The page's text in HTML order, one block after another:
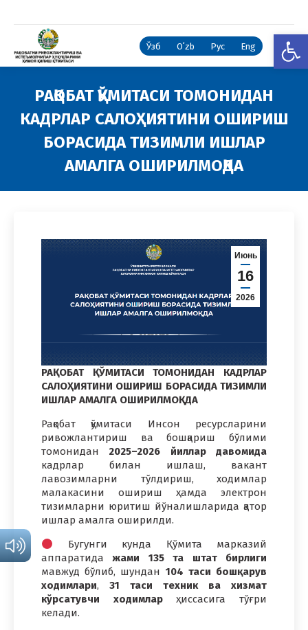
Ўзб Oʻzb Рус Eng
РАҚОБАТ ҚЎМИТАСИ ТОМОНИДАН
КАДРЛАР САЛОҲИЯТИНИ ОШИРИШ
БОРАСИДА ТИЗИМЛИ ИШЛАР
АМАЛГА ОШИРИЛМОҚДА
Июнь
16
2026
РАҚОБАТ ҚЎМИТАСИ ТОМОНИДАН КАДРЛАР
САЛОҲИЯТИНИ ОШИРИШ БОРАСИДА ТИЗИМЛИ
ИШЛАР АМАЛГА ОШИРИЛМОҚДА
Рақобат қўмитаси Инсон ресурсларини
ривожлантириш ва бошқариш бўлими
томонидан 2025–2026 йиллар давомида
кадрлар билан ишлаш, вакант
лавозимларни тўлдириш, ходимлар
малакасини ошириш ҳамда электрон
тизимларни юритиш йўналишларида қатор
ишлар амалга оширилди.
Бугунги кунда Қўмита марказий
аппаратидажами 135 та штат бирлиги
мавжуд бўлиб, шундан 104 таси бошқарув
ходимлари, 31 таси техник ва хизмат
кўрсатувчи ходимларҳиссасига тўғри
келади.